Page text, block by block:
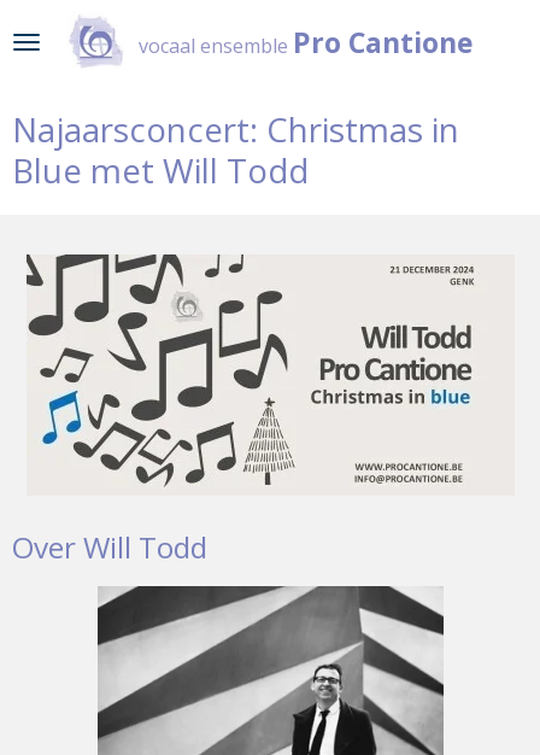
direct
hoofdinhoud
vocaal ensemble Pro Cantione
Najaarsconcert: Christmas in
Blue met Will Todd
Over Will Todd